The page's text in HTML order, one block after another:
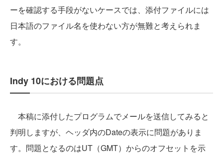
ーを確認する手段がないケースでは、添付ファイルには
日本語のファイル名を使わない方が無難と考えられま
す。
Indy 10における問題点
本稿に添付したプログラムでメールを送信してみると
判明しますが、ヘッダ内のDateの表示に問題がありま
す。問題となるのはUT（GMT）からのオフセットを示